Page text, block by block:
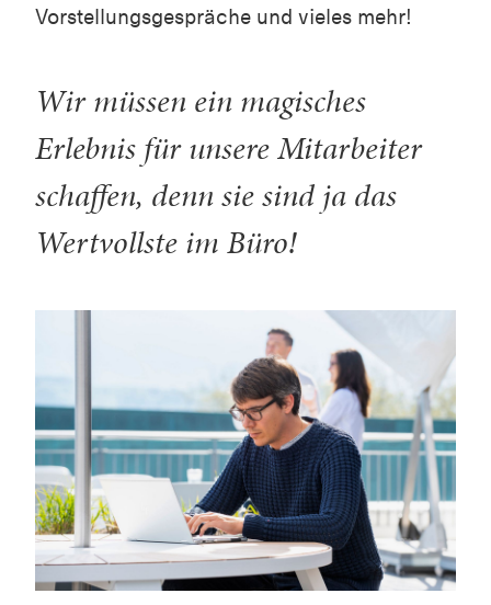
Vorstellungsgespräche und vieles mehr!
Wir müssen ein magisches
Erlebnis für unsere Mitarbeiter
schaffen, denn sie sind ja das
Wertvollste im Büro!